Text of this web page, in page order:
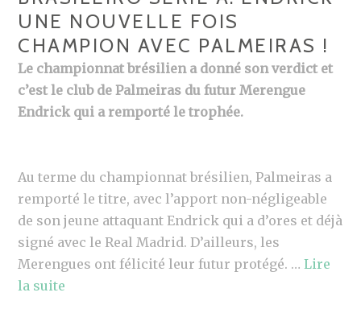
UNE NOUVELLE FOIS
CHAMPION AVEC PALMEIRAS !
Le championnat brésilien a donné son verdict et
c’est le club de Palmeiras du futur Merengue
Endrick qui a remporté le trophée.
Au terme du championnat brésilien, Palmeiras a
remporté le titre, avec l’apport non-négligeable
de son jeune attaquant Endrick qui a d’ores et déjà
signé avec le Real Madrid. D’ailleurs, les
Merengues ont félicité leur futur protégé. …Lire
la suite